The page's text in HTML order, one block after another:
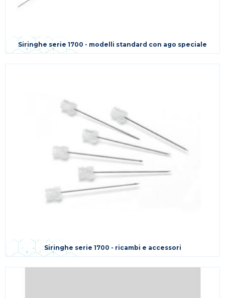
Siringhe serie 1700 - modelli standard con ago speciale
Siringhe serie 1700 - ricambi e accessori